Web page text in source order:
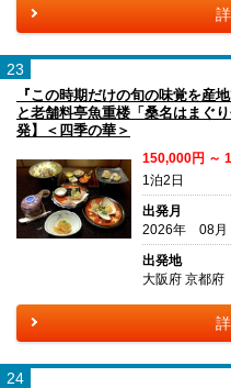
23
『この時期だけの旬の味覚を産
と老舗料亭魚重楼「桑名はまぐ
発】＜四季の華＞
150,000円 ～
1泊2日
出発月
2026年 08月
出発地
大阪府 京都府
24